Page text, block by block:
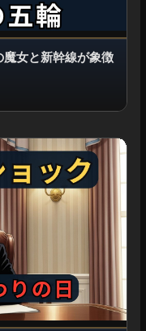
魔女と新幹線が象徴